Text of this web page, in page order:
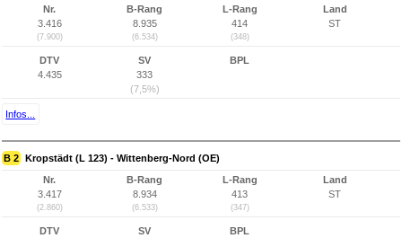
Nr.
3.416
(7.900)
B-Rang
8.935
(6.534)
L-Rang
414
(348)
Land
ST
DTV
4.435
SV
333
(7,5%)
BPL
Infos...
B 2 Kropstädt (L 123) - Wittenberg-Nord (OE)
Nr.
3.417
(2.860)
B-Rang
8.934
(6.533)
L-Rang
413
(347)
Land
ST
DTV
SV
BPL